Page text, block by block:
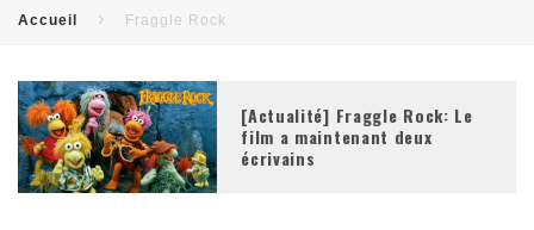
Accueil Fraggle Rock
[Actualité] Fraggle Rock: Le
film a maintenant deux
écrivains